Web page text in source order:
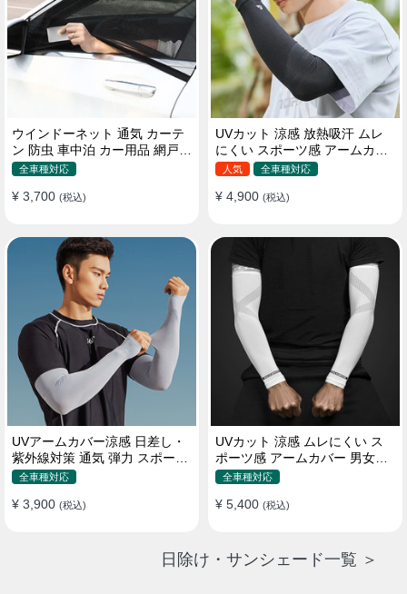
ウインドーネット 通気 カーテ
ン 防虫 車中泊 カー用品 網戸
取付簡単
全車種対応
¥ 3,700 (税込)
UVカット 涼感 放熱吸汗 ムレ
にくい スポーツ感 アームカバ
ー 男女汎用
人気 全車種対応
¥ 4,900 (税込)
UVアームカバー涼感 日差し・
紫外線対策 通気 弾力 スポーツ
感 メンズ
全車種対応
¥ 3,900 (税込)
UVカット 涼感 ムレにくい ス
ポーツ感 アームカバー 男女汎
用 xs-xxl
全車種対応
¥ 5,400 (税込)
日除け・サンシェード一覧 ＞